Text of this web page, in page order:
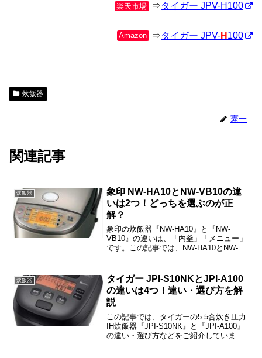
楽天市場 ⇒タイガー JPV-H100
Amazon ⇒タイガー JPV-H 100
炊飯器
憲一
関連記事
炊飯器
象印 NW-HA10とNW-VB10の違
いは2つ！どっちを選ぶのが正
解？
象印の炊飯器『NW-HA10』と『NW-
VB10』の違いは、「内釜」「メニュー」
です。この記事では、NW-HA10とNW-
炊飯器
タイガー JPI-S10NKとJPI-A100
の違いは4つ！違い・選び方を解
説
この記事では、タイガーの5.5合炊き圧力
IH炊飯器『JPI-S10NK』と『JPI-A100』
の違い・選び方などをご紹介していま